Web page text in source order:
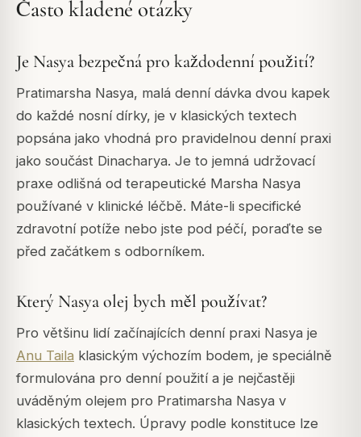
Často kladené otázky
Je Nasya bezpečná pro každodenní použití?
Pratimarsha Nasya, malá denní dávka dvou kapek
do každé nosní dírky, je v klasických textech
popsána jako vhodná pro pravidelnou denní praxi
jako součást Dinacharya. Je to jemná udržovací
praxe odlišná od terapeutické Marsha Nasya
používané v klinické léčbě. Máte-li specifické
zdravotní potíže nebo jste pod péčí, poraďte se
před začátkem s odborníkem.
Který Nasya olej bych měl používat?
Pro většinu lidí začínajících denní praxi Nasya je
Anu Taila klasickým výchozím bodem, je speciálně
formulována pro denní použití a je nejčastěji
uváděným olejem pro Pratimarsha Nasya v
klasických textech. Úpravy podle konstituce lze